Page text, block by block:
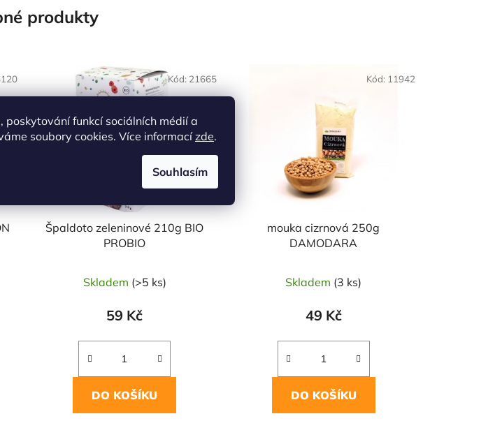
poskytování funkcí sociálních médií a
soubory cookies. Více informacízde.
Souhlasím
produkty
Špaldoto zeleninové 210g BIO
PROBIO
Skladem (>5 ks)
59 Kč
DO KOŠÍKU
Kód: 21665
mouka cizrnová 250g
DAMODARA
Skladem (3 ks)
49 Kč
DO KOŠÍKU
Kód: 11942